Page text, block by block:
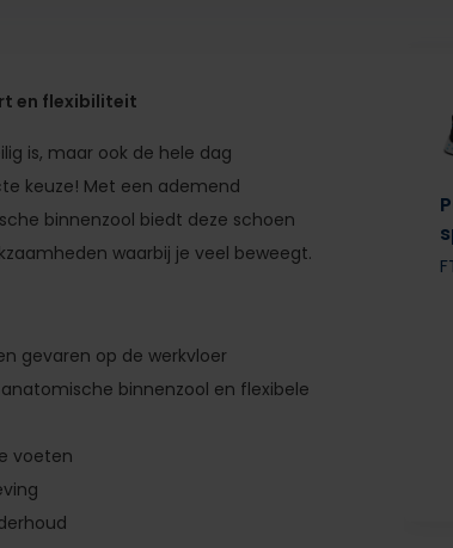
en flexibiliteit
is, maar ook de hele dag
keuze! Met een ademend
binnenzool biedt deze schoen
waarbij je veel beweegt.
gevaren op de werkvloer
binnenzool en flexibele
voeten